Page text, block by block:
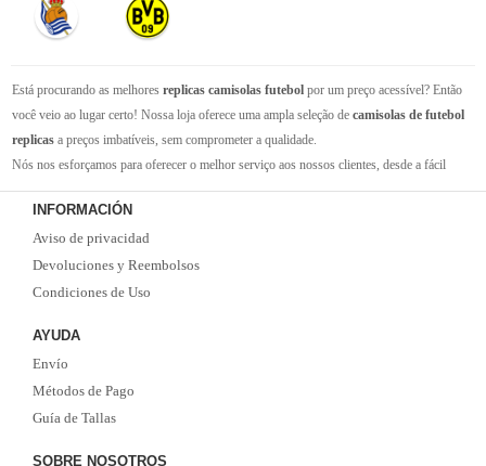
Está procurando as melhores replicas camisolas futebol por um preço acessível? Então
você veio ao lugar certo! Nossa loja oferece uma ampla seleção de camisolas de futebol
replicas a preços imbatíveis, sem comprometer a qualidade.
Nós nos esforçamos para oferecer o melhor serviço aos nossos clientes, desde a fácil
navegação em nosso site até a entrega rápida de seus pedidos. Com nossa equipe de
atendimento ao cliente amigável e experiente, você pode ter certeza de que receberá suporte
em todas as etapas do processo de compra.
Não se esqueça que, se o valor da sua compra for superior a 99 euros, oferecemos o
serviço de entrega EMS gratuito. Não perca a oportunidade de adquirir as melhores
INFORMACIÓN
Aviso de privacidad
Devoluciones y Reembolsos
Condiciones de Uso
AYUDA
Envío
Métodos de Pago
Guía de Tallas
SOBRE NOSOTROS